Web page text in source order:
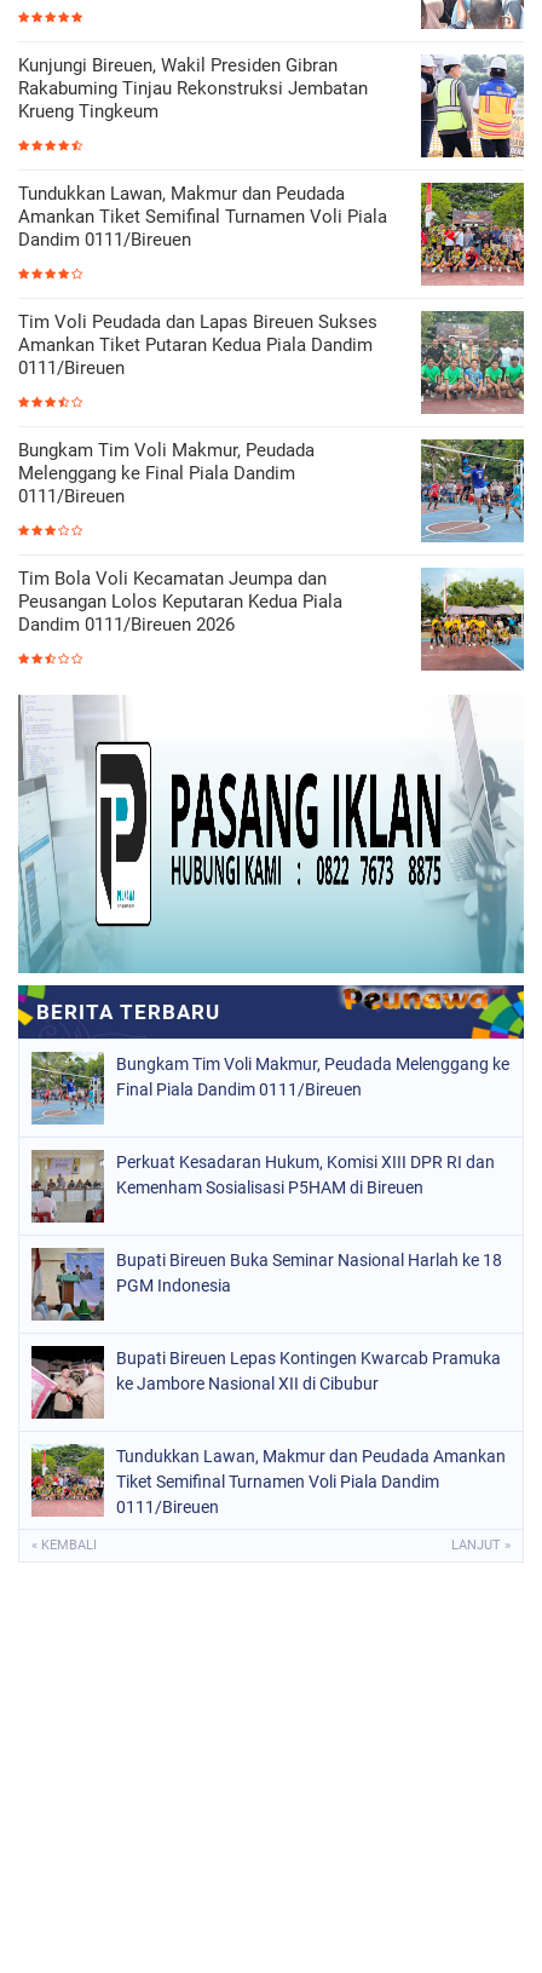
Kunjungi Bireuen, Wakil Presiden Gibran
Rakabuming Tinjau Rekonstruksi Jembatan
Krueng Tingkeum
Tundukkan Lawan, Makmur dan Peudada
Amankan Tiket Semifinal Turnamen Voli Piala
Dandim 0111/Bireuen
Tim Voli Peudada dan Lapas Bireuen Sukses
Amankan Tiket Putaran Kedua Piala Dandim
0111/Bireuen
Bungkam Tim Voli Makmur, Peudada
Melenggang ke Final Piala Dandim
0111/Bireuen
Tim Bola Voli Kecamatan Jeumpa dan
Peusangan Lolos Keputaran Kedua Piala
Dandim 0111/Bireuen 2026
Bungkam Tim Voli Makmur, Peudada Melenggang ke
Final Piala Dandim 0111/Bireuen
Perkuat Kesadaran Hukum, Komisi XIII DPR RI dan
Kemenham Sosialisasi P5HAM di Bireuen
Bupati Bireuen Buka Seminar Nasional Harlah ke 18
PGM Indonesia
Bupati Bireuen Lepas Kontingen Kwarcab Pramuka
ke Jambore Nasional XII di Cibubur
Tundukkan Lawan, Makmur dan Peudada Amankan
Tiket Semifinal Turnamen Voli Piala Dandim
0111/Bireuen
« KEMBALI LANJUT »